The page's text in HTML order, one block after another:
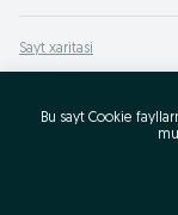
Sayt xaritasi
Biznes-sahifa xaritasi
Bu sayt Cookie